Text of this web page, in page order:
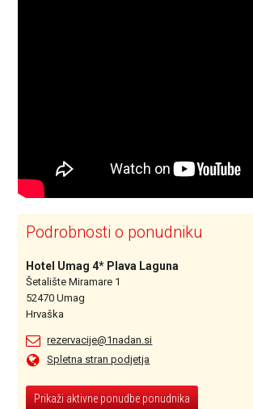
Podrobnosti o ponudniku
Hotel Umag 4* Plava Laguna
Šetalište Miramare 1
52470 Umag
Hrvaška
rezervacije@1nadan.si
Spletna stran podjetja
Prikaži aktivne ponudbe ponudnika